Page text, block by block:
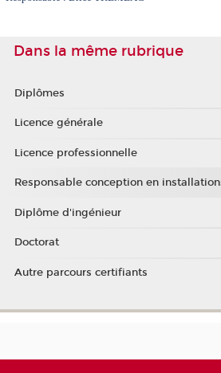
Dans la même rubrique
Diplômes
Licence générale
Licence professionnelle
Responsable conception en
Diplôme d'ingénieur
Doctorat
Autre parcours certifiants